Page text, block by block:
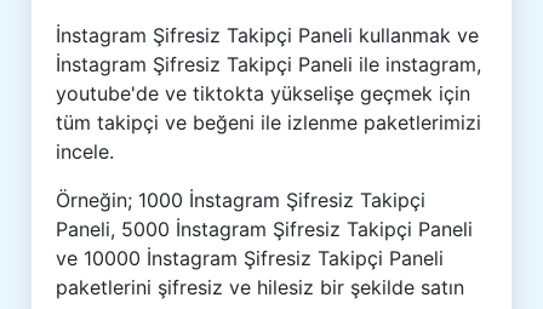
İnstagram Şifresiz Takipçi Paneli kullanmak ve
İnstagram Şifresiz Takipçi Paneli ile instagram,
youtube'de ve tiktokta yükselişe geçmek için
tüm takipçi ve beğeni ile izlenme paketlerimizi
incele.
Örneğin; 1000 İnstagram Şifresiz Takipçi
Paneli, 5000 İnstagram Şifresiz Takipçi Paneli
ve 10000 İnstagram Şifresiz Takipçi Paneli
paketlerini şifresiz ve hilesiz bir şekilde satın